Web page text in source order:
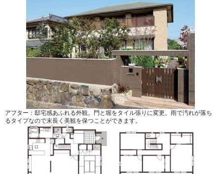
アフター：邸宅感あふれる外観。門と堀をタイル張りに変更。雨で汚れが落ち
るタイプなので末長く美観を保つことができます。